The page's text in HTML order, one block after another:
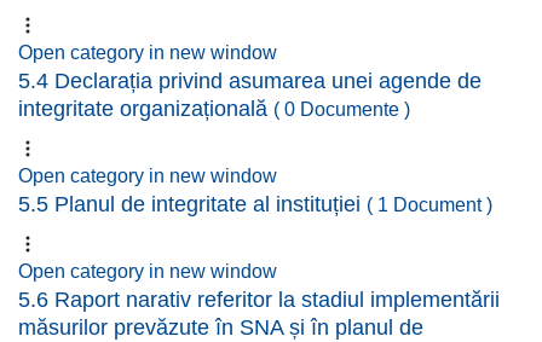
Open category in new window
5.4 Declarația privind asumarea unei agende de
integritate organizațională ( 0 Documente )
Open category in new window
5.5 Planul de integritate al instituției ( 1 Document )
Open category in new window
5.6 Raport narativ referitor la stadiul implementării
măsurilor prevăzute în SNA și în planul de